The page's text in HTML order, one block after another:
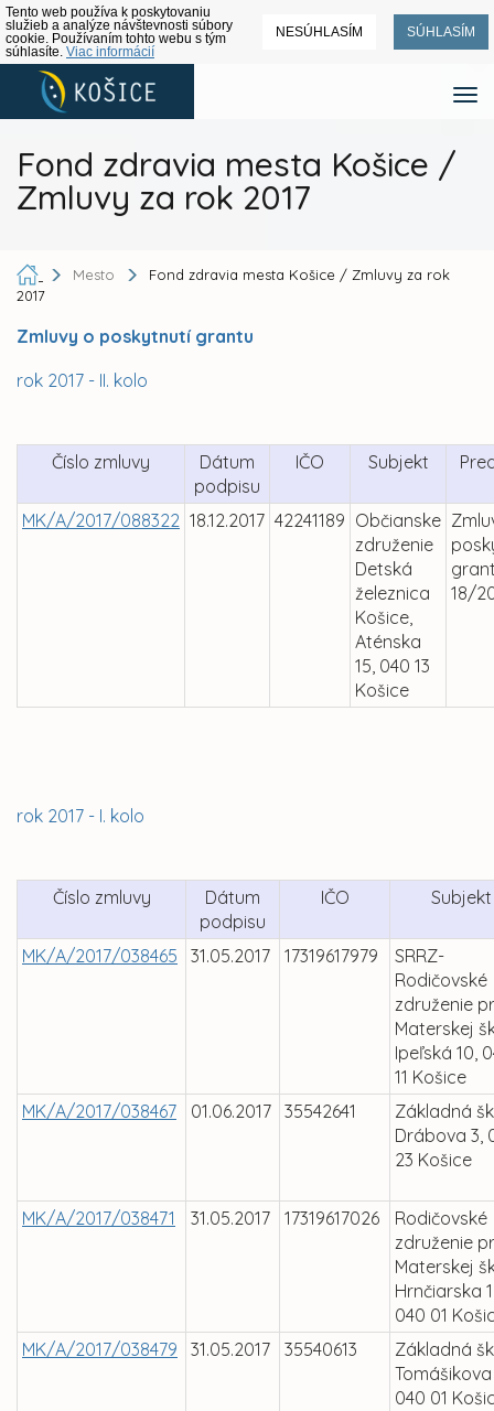
Tento web používa k poskytovaniu
služieb a analýze návštevnosti súbory
cookie. Používaním tohto webu s tým
súhlasíte. Viac informácií
NESÚHLASÍM SÚHLASÍM
Fond zdravia mesta Košice /
Zmluvy za rok 2017
Mesto
Fond zdravia mesta Košice / Zmluvy za rok
2017
Zmluvy o poskytnutí grantu
rok 2017 - II. kolo
Číslo zmluvy
Dátum
podpisu
IČO Subjekt
MK/A/2017/088322 18.12.2017 42241189 Občianske
združenie
Detská
železnica
Košice,
Aténska
15, 040 13
Košice
18/
rok 2017 - I. kolo
Číslo zmluvy
Dátum
podpisu
IČO Subjekt
MK/A/2017/038465 31.05.2017 17319617979
SRRZ-
Rodičovské
združenie
Materskej
Ipeľská 10,
11 Košice
MK/A/2017/038467
01.06.2017 35542641
Základná
Drábova 3,
23 Košice
MK/A/2017/038471 31.05.2017 17319617026
Rodičovské
združenie
Materskej
Hrnčiarska
040 01
MK/A/2017/038479
31.05.2017 35540613
Základná
Tomášikova
040 01